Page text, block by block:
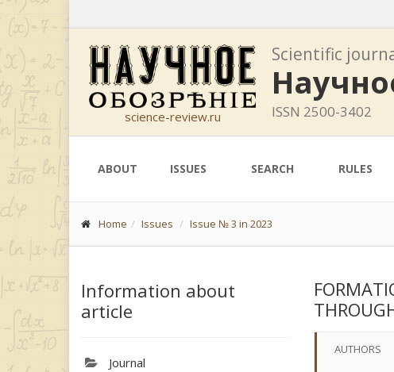
science-review.ru
Scientific
ISSN 2500-3402
ABOUT ISSUES SEARCH RULES
Home Issues Issue № 3 in 2023
Information about
article
Journal
AUTHORS